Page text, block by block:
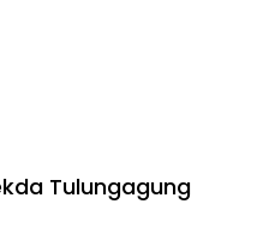
Tulungagung